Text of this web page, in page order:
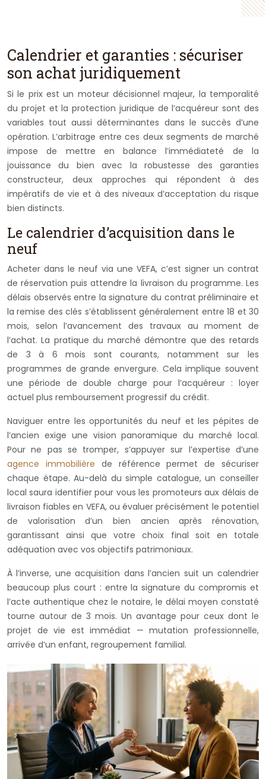
Calendrier et garanties : sécuriser
son achat juridiquement
Si le prix est un moteur décisionnel majeur, la temporalité
du projet et la protection juridique de l’acquéreur sont des
variables tout aussi déterminantes dans le succès d’une
opération. L’arbitrage entre ces deux segments de marché
impose de mettre en balance l’immédiateté de la
jouissance du bien avec la robustesse des garanties
constructeur, deux approches qui répondent à des
impératifs de vie et à des niveaux d’acceptation du risque
bien distincts.
Le calendrier d’acquisition dans le
neuf
Acheter dans le neuf via une VEFA, c’est signer un contrat
de réservation puis attendre la livraison du programme. Les
délais observés entre la signature du contrat préliminaire et
la remise des clés s’établissent généralement entre 18 et 30
mois, selon l’avancement des travaux au moment de
l’achat. La pratique du marché démontre que des retards
de 3 à 6 mois sont courants, notamment sur les
programmes de grande envergure. Cela implique souvent
une période de double charge pour l’acquéreur : loyer
actuel plus remboursement progressif du crédit.
Naviguer entre les opportunités du neuf et les pépites de
l’ancien exige une vision panoramique du marché local.
Pour ne pas se tromper, s’appuyer sur l’expertise d’une
agence immobilière de référence permet de sécuriser
chaque étape. Au-delà du simple catalogue, un conseiller
local saura identifier pour vous les promoteurs aux délais de
livraison fiables en VEFA, ou évaluer précisément le potentiel
de valorisation d’un bien ancien après rénovation,
garantissant ainsi que votre choix final soit en totale
adéquation avec vos objectifs patrimoniaux.
À l’inverse, une acquisition dans l’ancien suit un calendrier
beaucoup plus court : entre la signature du compromis et
l’acte authentique chez le notaire, le délai moyen constaté
tourne autour de 3 mois. Un avantage pour ceux dont le
projet de vie est immédiat — mutation professionnelle,
arrivée d’un enfant, regroupement familial.